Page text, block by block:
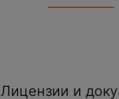
Лицензии и